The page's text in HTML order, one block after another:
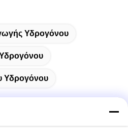
Υδρογόνου
Υδρογόνου